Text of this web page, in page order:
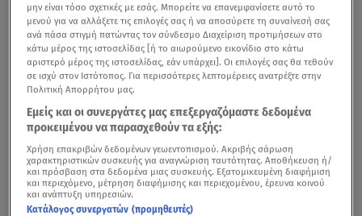
μην είναι τόσο σχετικές με εσάς. Μπορείτε να επανεμφανίσετε αυτό το
μενού για να αλλάξετε τις επιλογές σας ή να αποσύρετε τη συναίνεσή σας
ανά πάσα στιγμή πατώντας τον σύνδεσμο Διαχείριση προτιμήσεων στο
κάτω μέρος της ιστοσελίδας [ή το αιωρούμενο εικονίδιο στο κάτω
αριστερό μέρος της ιστοσελίδας, εάν υπάρχει]. Οι επιλογές σας θα τεθούν
σε ισχύ στον Ιστότοπος. Για περισσότερες λεπτομέρειες ανατρέξτε στην
Πολιτική Απορρήτου μας.
Εμείς και οι συνεργάτες μας επεξεργαζόμαστε δεδομένα
προκειμένου να παρασχεθούν τα εξής:
Χρήση επακριβών δεδομένων γεωεντοπισμού. Ακριβής σάρωση
χαρακτηριστικών συσκευής για αναγνώριση ταυτότητας. Αποθήκευση ή/
και πρόσβαση στα δεδομένα μιας συσκευής. Εξατομικευμένη διαφήμιση
και περιεχόμενο, μέτρηση διαφήμισης και περιεχομένου, έρευνα κοινού
και ανάπτυξη υπηρεσιών.
Κατάλογος συνεργατών (προμηθευτές)